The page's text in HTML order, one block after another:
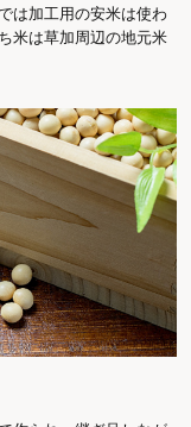
は加工用の安米は使わ
米は草加周辺の地元米